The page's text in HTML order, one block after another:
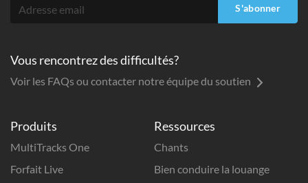
Produits
MultiTracks One
Forfait Live
Ressources
Chants
Bien conduire la louange
S'abonner
Vous rencontrez des difficultés?
Voir les FAQs ou contacter notre équipe du soutien